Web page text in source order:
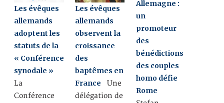
Les évêques
allemands
adoptent les
statuts de la
« Conférence
synodale »
La
Conférence
Les évêques
allemands
observent la
croissance
des
baptêmes en
France Une
délégation de
Allemagne :
un
promoteur
des
bénédictions
des couples
homo défie
Rome